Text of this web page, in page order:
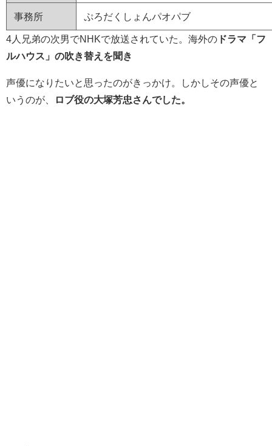
事務所 ぷろだくしょんパオパブ
4人兄弟の次男でNHKで放送されていた。海外の ドラマ「フ
ルハウス」の吹き替えを聞き
声優になりたいと思ったのがきっかけ。しかしその声優と
いうのが、
ロブ役の大塚芳忠さんでした。